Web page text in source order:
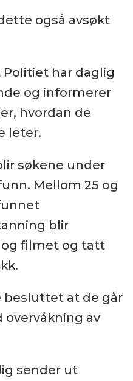
også avsøkt
Politiet har daglig
og informerer
hvordan de
leter.
søkene under
Mellom 25 og
blir
og filmet og tatt
besluttet at de går
overvåkning av
sender ut